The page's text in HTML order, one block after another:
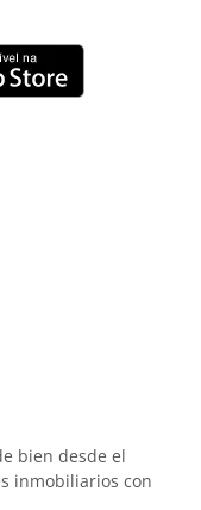
bien desde el
inmobiliarios con